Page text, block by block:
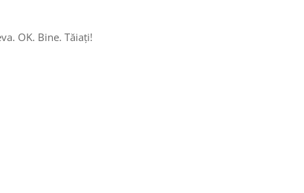
OK. Bine. Tăiați!